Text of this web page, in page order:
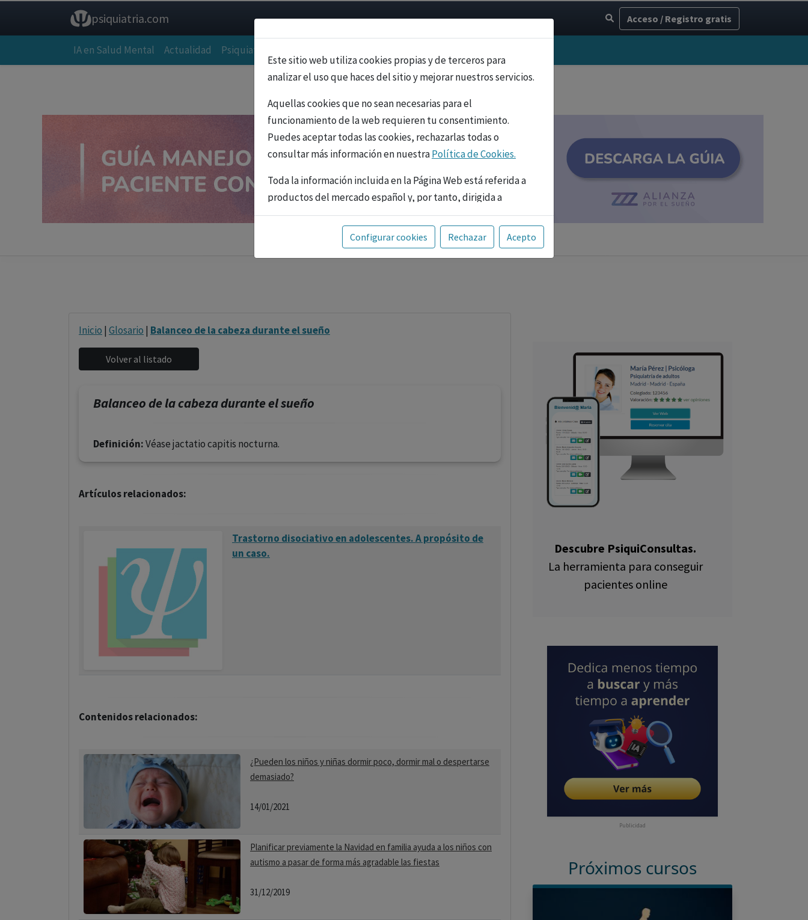
psiquiatria.com Acceso / Registro gratis
IA en Salud Mental Actualidad Psiquiatría
Este sitio web utiliza cookies propias y de terceros para
analizar el uso que haces del sitio y mejorar nuestros servicios.
Aquellas cookies que no sean necesarias para el
funcionamiento de la web requieren tu consentimiento.
Puedes aceptar todas las cookies, rechazarlas todas o
consultar más información en nuestraPolítica de Cookies.
Toda la información incluida en la Página Web está referida a
productos del mercado español y, por tanto, dirigida a
profesionales sanitarios legalmente facultados para
prescribir o dispensar medicamentos con ejercicio
profesional. La información técnica de los fármacos se facilita
Configurar cookies Rechazar Acepto
Inicio | Glosario | Balanceo de la cabeza durante el sueño
Balanceo de la cabeza durante el sueño
Definición:Véase jactatio capitis nocturna.
Artículos relacionados:
Trastorno disociativo en adolescentes. A propósito de
un caso.
Contenidos relacionados:
¿Pueden los niños y niñas dormir poco, dormir mal o despertarse
demasiado?
14/01/2021
Planificar previamente la Navidad en familia ayuda a los niños con
autismo a pasar de forma más agradable las fiestas
31/12/2019
Descubre PsiquiConsultas.
La herramienta para conseguir
pacientes online
Publicidad
Próximos cursos